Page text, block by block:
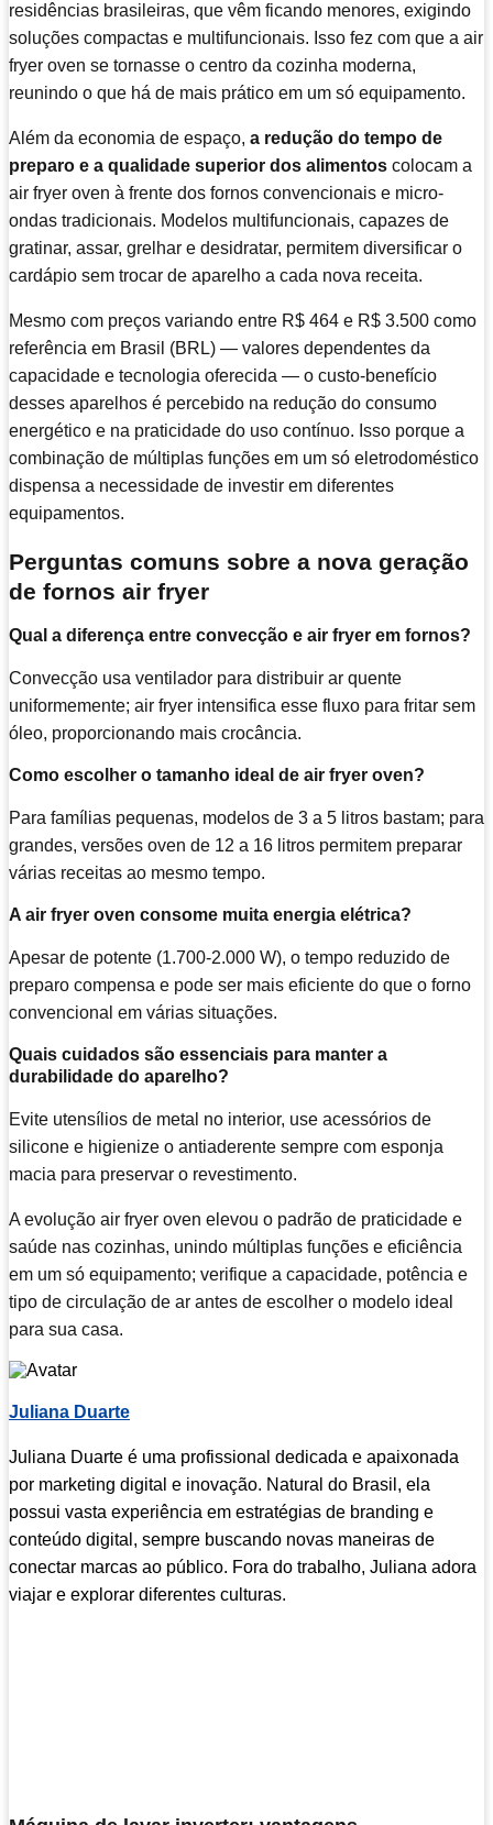
residências brasileiras, que vêm ficando menores, exigindo
soluções compactas e multifuncionais. Isso fez com que a air
fryer oven se tornasse o centro da cozinha moderna,
reunindo o que há de mais prático em um só equipamento.
Além da economia de espaço, a redução do tempo de
preparo e a qualidade superior dos alimentos colocam a
air fryer oven à frente dos fornos convencionais e micro-
ondas tradicionais. Modelos multifuncionais, capazes de
gratinar, assar, grelhar e desidratar, permitem diversificar o
cardápio sem trocar de aparelho a cada nova receita.
Mesmo com preços variando entre R$ 464 e R$ 3.500 como
referência em Brasil (BRL) — valores dependentes da
capacidade e tecnologia oferecida — o custo-benefício
desses aparelhos é percebido na redução do consumo
energético e na praticidade do uso contínuo. Isso porque a
combinação de múltiplas funções em um só eletrodoméstico
dispensa a necessidade de investir em diferentes
equipamentos.
Perguntas comuns sobre a nova geração
de fornos air fryer
Qual a diferença entre convecção e air fryer em fornos?
Convecção usa ventilador para distribuir ar quente
uniformemente; air fryer intensifica esse fluxo para fritar sem
óleo, proporcionando mais crocância.
Como escolher o tamanho ideal de air fryer oven?
Para famílias pequenas, modelos de 3 a 5 litros bastam; para
grandes, versões oven de 12 a 16 litros permitem preparar
várias receitas ao mesmo tempo.
A air fryer oven consome muita energia elétrica?
Apesar de potente (1.700-2.000 W), o tempo reduzido de
preparo compensa e pode ser mais eficiente do que o forno
convencional em várias situações.
Quais cuidados são essenciais para manter a
durabilidade do aparelho?
Evite utensílios de metal no interior, use acessórios de
silicone e higienize o antiaderente sempre com esponja
macia para preservar o revestimento.
A evolução air fryer oven elevou o padrão de praticidade e
saúde nas cozinhas, unindo múltiplas funções e eficiência
em um só equipamento; verifique a capacidade, potência e
tipo de circulação de ar antes de escolher o modelo ideal
para sua casa.
Juliana Duarte
Juliana Duarte é uma profissional dedicada e apaixonada
por marketing digital e inovação. Natural do Brasil, ela
possui vasta experiência em estratégias de branding e
conteúdo digital, sempre buscando novas maneiras de
conectar marcas ao público. Fora do trabalho, Juliana adora
viajar e explorar diferentes culturas.